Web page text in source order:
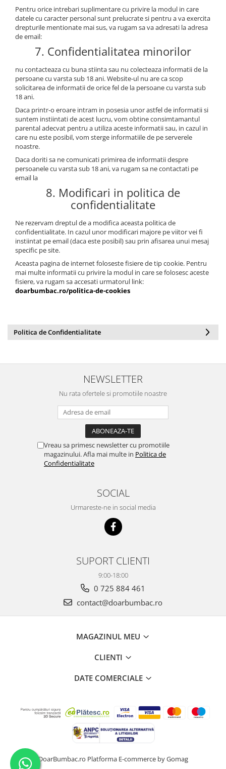
Pentru orice intrebari suplimentare cu privire la modul in care
datele cu caracter personal sunt prelucrate si pentru a va exercita
drepturile mentionate mai sus, va rugam sa va adresati la adresa
de email:
7. Confidentialitatea minorilor
nu contacteaza cu buna stiinta sau nu colecteaza informatii de la
persoane cu varsta sub 18 ani. Website-ul nu are ca scop
solicitarea de informatii de orice fel de la persoane cu varsta sub
18 ani.
Daca printr-o eroare intram in posesia unor astfel de informatii si
suntem instiintati de acest lucru, vom obtine consimtamantul
parental adecvat pentru a utiliza aceste informatii sau, in cazul in
care nu este posibil, vom sterge informatiile de pe serverele
noastre.
Daca doriti sa ne comunicati primirea de informatii despre
persoanele cu varsta sub 18 ani, va rugam sa ne contactati pe
email la
8. Modificari in politica de
confidentialitate
Ne rezervam dreptul de a modifica aceasta politica de
confidentialitate. In cazul unor modificari majore pe viitor vei fi
instiintat pe email (daca este posibil) sau prin afisarea unui mesaj
specific pe site.
Aceasta pagina de internet foloseste fisiere de tip cookie. Pentru
mai multe informatii cu privire la modul in care se folosesc aceste
fisiere, va rugam sa accesati urmatorul link:
doarbumbac.ro/politica-de-cookies
Politica de Confidentialitate
NEWSLETTER
Nu rata ofertele si promotiile noastre
Vreau sa primesc newsletter cu promotiile
magazinului. Afla mai multe in Politica de
Confidentialitate
SOCIAL
Urmareste-ne in social media
SUPORT CLIENTI
9:00-18:00
0 725 884 461
contact@doarbumbac.ro
MAGAZINUL MEU
CLIENTI
DATE COMERCIALE
DoarBumbac.ro Platforma E-commerce by Gomag